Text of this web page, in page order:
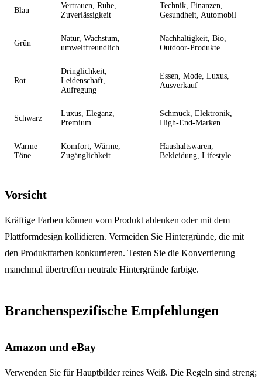
Blau
Vertrauen, Ruhe,
Zuverlässigkeit
Technik, Finanzen,
Gesundheit, Automobil
Grün
Natur, Wachstum,
umweltfreundlich
Nachhaltigkeit, Bio,
Outdoor-Produkte
Rot
Dringlichkeit,
Leidenschaft,
Aufregung
Essen, Mode, Luxus,
Ausverkauf
Schwarz
Luxus, Eleganz,
Premium
Schmuck, Elektronik,
High-End-Marken
Warme
Töne
Komfort, Wärme,
Zugänglichkeit
Haushaltswaren,
Bekleidung, Lifestyle
Vorsicht
Kräftige Farben können vom Produkt ablenken oder mit dem
Plattformdesign kollidieren. Vermeiden Sie Hintergründe, die mit
den Produktfarben konkurrieren. Testen Sie die Konvertierung –
manchmal übertreffen neutrale Hintergründe farbige.
Branchenspezifische Empfehlungen
Amazon und eBay
Verwenden Sie für Hauptbilder reines Weiß. Die Regeln sind streng;